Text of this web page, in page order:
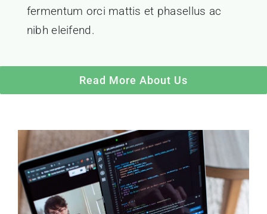
fermentum orci mattis et phasellus ac
nibh eleifend.
Read More About Us